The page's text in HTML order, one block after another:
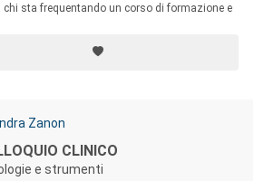
chi sta frequentando un corso di formazione e
anche a chi desidera riflettere, porsi domande
risposta.
Zanon
CLINICO
e strumenti